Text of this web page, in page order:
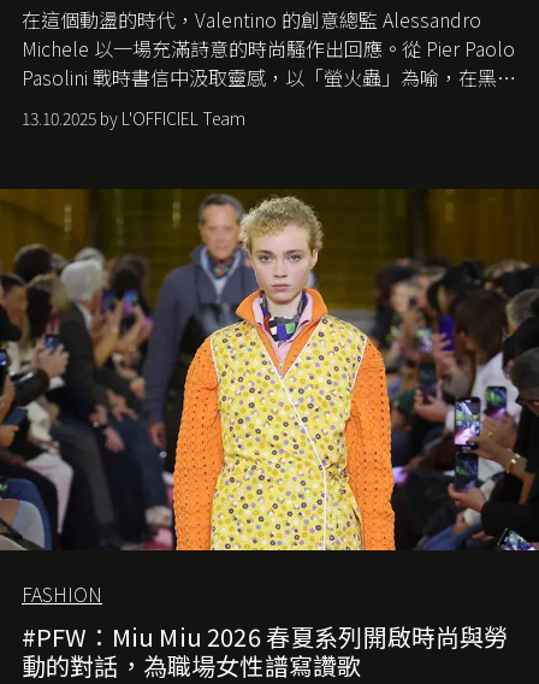
在這個動盪的時代， Valentino 的創意總監 Alessandro
Michele 以一場充滿詩意的時尚騷作出回應。從 Pier Paolo
Pasolini 戰時書信中汲取靈感，以「螢火蟲」為喻，在黑暗
中找尋希望的微光。
13.10.2025 by L'OFFICIEL Team
FASHION
#PFW：Miu Miu 2026 春夏系列開啟時尚與勞
動的對話，為職場女性譜寫讚歌